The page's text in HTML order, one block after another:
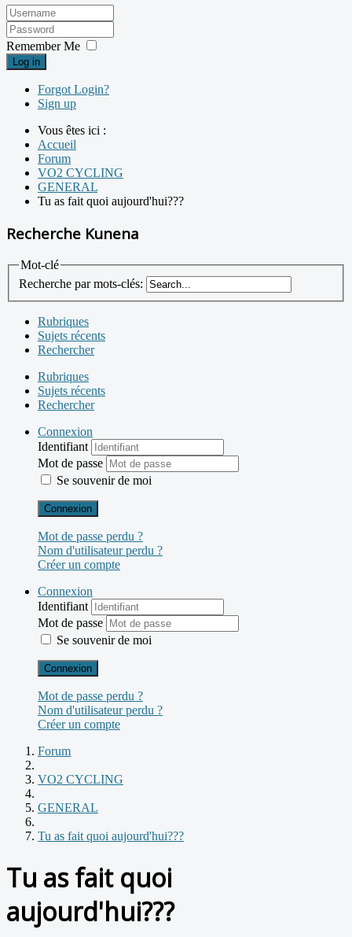
Remember Me
Log in
Forgot Login?
Sign up
Vous êtes ici :
Accueil
Forum
VO2 CYCLING
GENERAL
Tu as fait quoi aujourd'hui???
Recherche Kunena
Mot-clé
Recherche par mots-clés:
Rubriques
Sujets récents
Rechercher
Rubriques
Sujets récents
Rechercher
Connexion
Identifiant
Mot de passe
Se souvenir de moi
Connexion
Mot de passe perdu ?
Nom d'utilisateur perdu ?
Créer un compte
Connexion
Identifiant
Mot de passe
Se souvenir de moi
Connexion
Mot de passe perdu ?
Nom d'utilisateur perdu ?
Créer un compte
Forum
VO2 CYCLING
GENERAL
Tu as fait quoi aujourd'hui???
Tu as fait quoi
aujourd'hui???